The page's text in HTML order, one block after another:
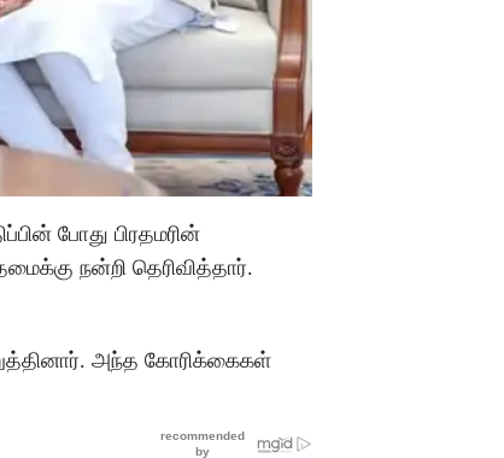
போது பிரதமரின்
நன்றி தெரிவித்தார்.
அந்த கோரிக்கைகள்